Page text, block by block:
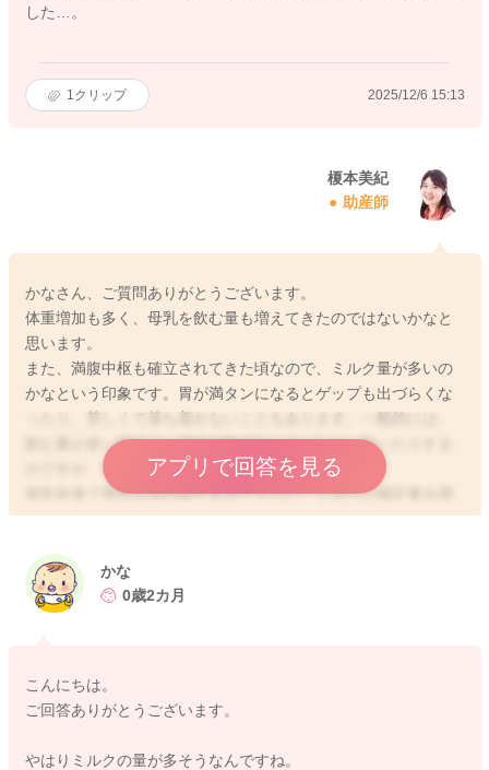
した…。
1 クリップ 2025/12/6 15:13
榎本美紀
助産師
かなさん、ご質問ありがとうございます。
体重増加も多く、母乳を飲む量も増えてきたのではないかなと
思います。
また、満腹中枢も確立されてきた頃なので、ミルク量が多いの
かなという印象です。胃が満タンになるとゲップも出づらくな
ったり、苦しくて落ち着かないこともあります。一般的には、
飲む量が多い場合は、途中で飲まなくなったり、吐いたりする
のですが、それができない赤ちゃんもいます。
母乳外来で母乳分泌の様子をみてもらい、ミルクの補足量を調
整しても良いかなと思います。体重増加は18〜30g／日が目安
で10〜15g/日に減ってくることが多いです。急にミルク量を減
らすとぐずったりして大変になるかもしれないので、1回10〜2
アプリで回答を見る
かな
0歳2カ月
こんにちは。
ご回答ありがとうございます。
やはりミルクの量が多そうなんですね。